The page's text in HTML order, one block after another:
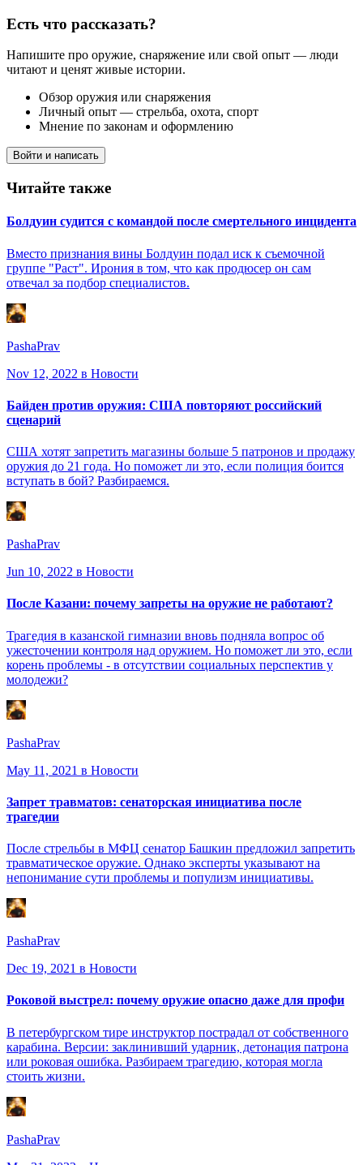
Есть что рассказать?
Напишите про оружие, снаряжение или свой опыт — люди
читают и ценят живые истории.
Обзор оружия или снаряжения
Личный опыт — стрельба, охота, спорт
Мнение по законам и оформлению
Войти и написать
Читайте также
Болдуин судится с командой после смертельного инцидента
Вместо признания вины Болдуин подал иск к съемочной
группе "Раст". Ирония в том, что как продюсер он сам
отвечал за подбор специалистов.
PashaPrav
Nov 12, 2022 в Новости
Байден против оружия: США повторяют российский
сценарий
США хотят запретить магазины больше 5 патронов и продажу
оружия до 21 года. Но поможет ли это, если полиция боится
вступать в бой? Разбираемся.
PashaPrav
Jun 10, 2022 в Новости
После Казани: почему запреты на оружие не работают?
Трагедия в казанской гимназии вновь подняла вопрос об
ужесточении контроля над оружием. Но поможет ли это, если
корень проблемы - в отсутствии социальных перспектив у
молодежи?
PashaPrav
May 11, 2021 в Новости
Запрет травматов: сенаторская инициатива после
трагедии
После стрельбы в МФЦ сенатор Башкин предложил запретить
травматическое оружие. Однако эксперты указывают на
непонимание сути проблемы и популизм инициативы.
PashaPrav
Dec 19, 2021 в Новости
Роковой выстрел: почему оружие опасно даже для профи
В петербургском тире инструктор пострадал от собственного
карабина. Версии: заклинивший ударник, детонация патрона
или роковая ошибка. Разбираем трагедию, которая могла
стоить жизни.
PashaPrav